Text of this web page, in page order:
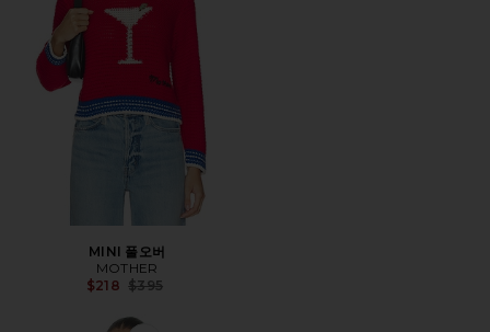
MINI 풀오버
MOTHER
$218 Previous price:
$395